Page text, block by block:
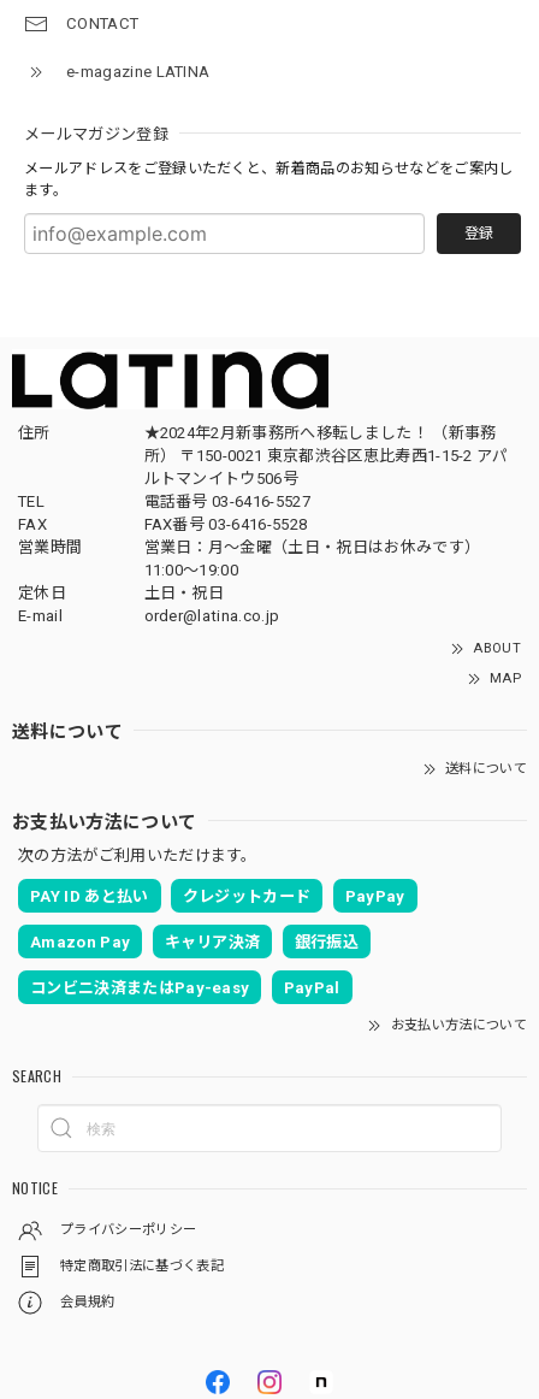
CONTACT
e-magazine LATINA
メールマガジン登録
メールアドレスをご登録いただくと、新着商品のお知らせなどをご案内し
ます。
登録
住所
★2024年2月新事務所へ移転しました！ （新事務
所） 〒150-0021 東京都渋谷区恵比寿西1-15-2 アパ
ルトマンイトウ506号
TEL
電話番号 03-6416-5527
FAX
FAX番号 03-6416-5528
営業時間
営業日：月〜金曜（土日・祝日はお休みです）
11:00〜19:00
定休日
土日・祝日
E-mail
order@latina.co.jp
ABOUT
MAP
送料について
送料について
お支払い方法について
次の方法がご利用いただけます。
PAY ID あと払い クレジットカード PayPay
Amazon Pay キャリア決済 銀行振込
コンビニ決済またはPay-easy PayPal
お支払い方法について
SEARCH
NOTICE
プライバシーポリシー
特定商取引法に基づく表記
会員規約